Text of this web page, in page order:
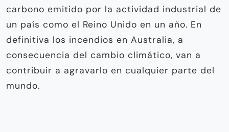
carbono emitido por la actividad industrial de
un país como el Reino Unido en un año. En
definitiva los incendios en Australia, a
consecuencia del cambio climático, van a
contribuir a agravarlo en cualquier parte del
mundo.